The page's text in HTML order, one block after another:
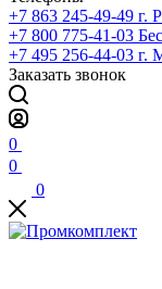
+7 863 245-49-49 г.
+7 800 775-41-03
+7 495 256-44-03 г.
Заказать звонок
0
0
0